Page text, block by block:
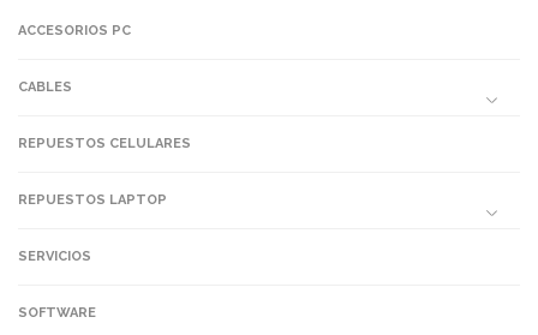
ACCESORIOS PC
CABLES
REPUESTOS CELULARES
REPUESTOS LAPTOP
SERVICIOS
SOFTWARE